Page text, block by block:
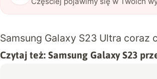
Samsung Galaxy S23 Ultra
Czytaj też: Samsung Galaxy S23